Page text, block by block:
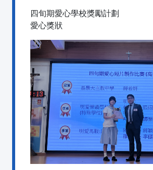
四旬期愛心學校獎勵計劃
愛心獎狀